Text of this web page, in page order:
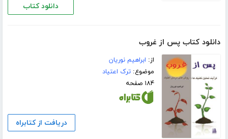
دانلود کتاب
دانلود کتاب پس از غروب
از: ابراهیم نوریان
موضوع:ترک اعتیاد
۱۸۴ صفحه
دریافت از کتابراه